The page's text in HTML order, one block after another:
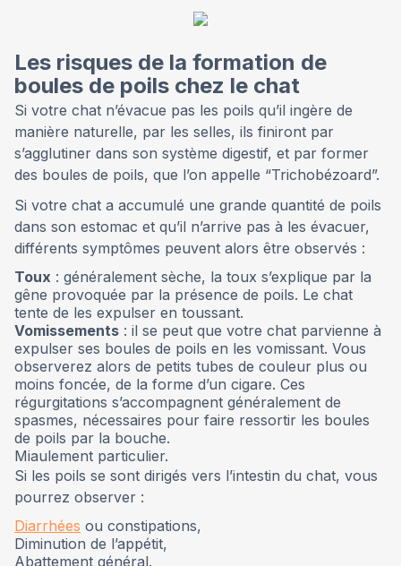
Les risques de la formation de
boules de poils chez le chat
Si votre chat n’évacue pas les poils qu’il ingère de
manière naturelle, par les selles, ils finiront par
s’agglutiner dans son système digestif, et par former
des boules de poils, que l’on appelle “Trichobézoard”.
Si votre chat a accumulé une grande quantité de poils
dans son estomac et qu’il n’arrive pas à les évacuer,
différents symptômes peuvent alors être observés :
Toux : généralement sèche, la toux s’explique par la
gêne provoquée par la présence de poils. Le chat
tente de les expulser en toussant.
Vomissements : il se peut que votre chat parvienne à
expulser ses boules de poils en les vomissant. Vous
observerez alors de petits tubes de couleur plus ou
moins foncée, de la forme d’un cigare. Ces
régurgitations s’accompagnent généralement de
spasmes, nécessaires pour faire ressortir les boules
de poils par la bouche.
Miaulement particulier.
Si les poils se sont dirigés vers l’intestin du chat, vous
pourrez observer :
Diarrhées ou constipations,
Diminution de l’appétit,
Abattement général.